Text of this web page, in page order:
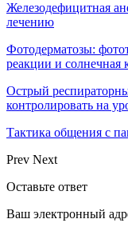
Железодефицитная
лечению
Фотодерматозы:
реакции и солнечная
Острый
контролировать на
Тактика общения с
Prev Next
Оставьте ответ
Ваш электронный